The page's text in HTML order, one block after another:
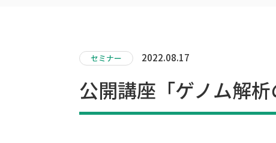
セミナー 2022.08.17
公開講座「ゲノム解